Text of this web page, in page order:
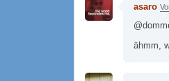
asaro
ähmm,